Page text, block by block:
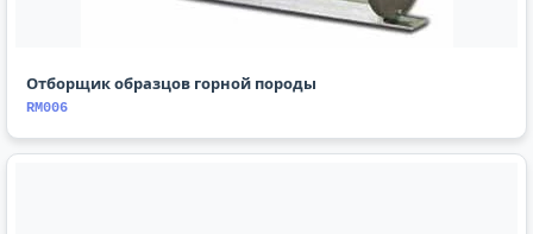
Отборщик образцов горной породы
RM006